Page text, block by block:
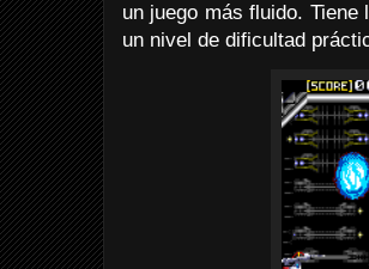
un juego más fluido.
un nivel de dificultad